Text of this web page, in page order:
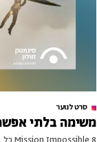
סרט לנוער
משימה בלתי